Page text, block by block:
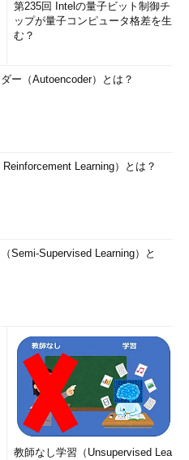
第235回 Intelの量子ビット制御チ
ップが量子コンピュータ格差を生
む？
ー（Autoencoder）とは？
Learning）とは？
Semi-Supervised Learning）と
教師なし学習（Unsupervised Lea